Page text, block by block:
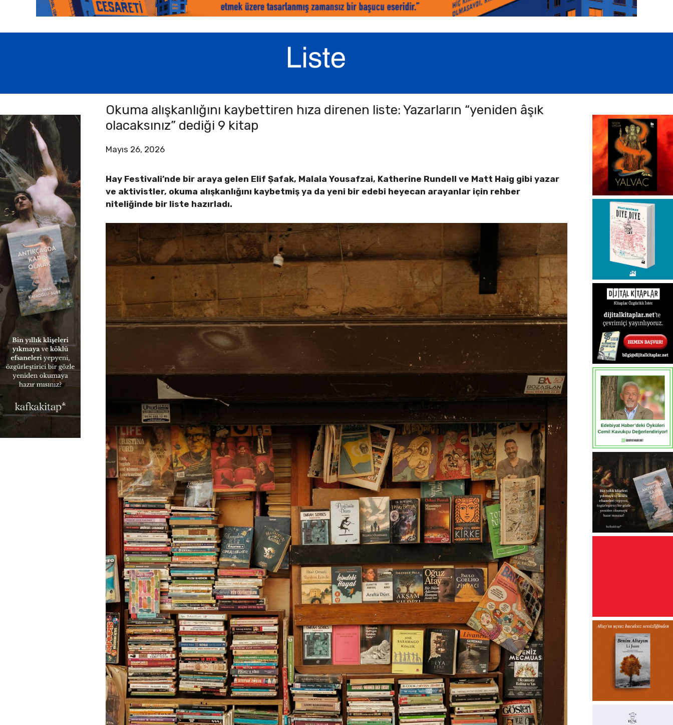
Okuma alışkanlığını kaybettiren hıza direnen liste: Yazarların “yeniden âşık
olacaksınız” dediği 9 kitap
Mayıs 26, 2026
Hay Festivali’nde bir araya gelen Elif Şafak, Malala Yousafzai, Katherine Rundell ve Matt Haig gibi yazar
ve aktivistler, okuma alışkanlığını kaybetmiş ya da yeni bir edebi heyecan arayanlar için rehber
niteliğinde bir liste hazırladı.